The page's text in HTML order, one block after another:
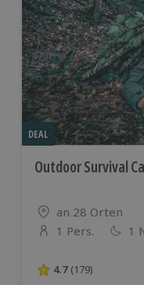
DEAL
Outdoor Survival
Standort
an 28 Orten
Anzahl der
1 Pers. 1
4.7 von 5 Sternen
4.7 (179)